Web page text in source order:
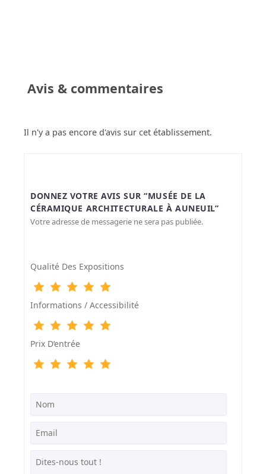
Avis & commentaires
Il n'y a pas encore d'avis sur cet établissement.
DONNEZ VOTRE AVIS SUR “MUSÉE DE LA
CÉRAMIQUE ARCHITECTURALE À AUNEUIL”
Votre adresse de messagerie ne sera pas publiée.
Qualité Des Expositions
Informations / Accessibilité
Prix D‘entrée